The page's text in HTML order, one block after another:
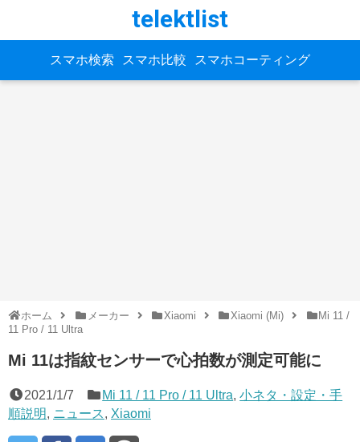
telektlist
スマホ検索 スマホ比較 スマホコーティング
ホーム メーカー Xiaomi Xiaomi (Mi)
Mi 11 /
11 Pro / 11 Ultra
Mi 11は指紋センサーで心拍数が測定可能に
2021/1/7 Mi 11 / 11 Pro / 11 Ultra,小ネタ・設定・手
順説明, ニュース, Xiaomi